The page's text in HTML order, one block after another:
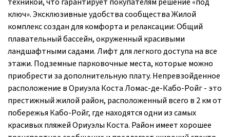
ключ». Эксклюзивные удобства сообщества Жилой
комплекс создан для комфорта и релаксации: Общий
плавательный бассейн, окруженный красивыми
ландшафтными садами. Лифт для легкого доступа на все
этажи. Подземные парковочные места, которые можно
приобрести за дополнительную плату. Непревзойденное
расположение в Ориуэла Коста Ломас-де-Кабо-Ройг - это
престижный жилой район, расположенный всего в 2 км от
побережья Кабо-Ройг, где находятся одни из самых
красивых пляжей Ориуэлы Коста. Район имеет хорошее